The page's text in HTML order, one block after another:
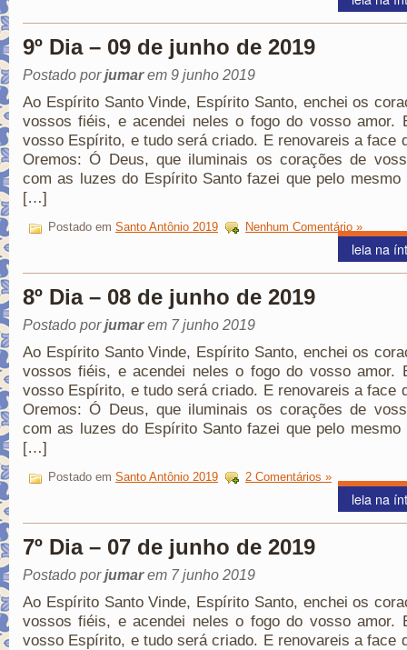
9º Dia – 09 de junho de 2019
Postado porjumarem 9 junho 2019
Ao Espírito Santo Vinde, Espírito Santo, enchei os
vossos fiéis, e acendei neles o fogo do vosso amor.
vosso Espírito, e tudo será criado. E renovareis a face
Oremos: Ó Deus, que iluminais os corações de
com as luzes do Espírito Santo fazei que pelo mesmo
[…]
Postado em Santo Antônio 2019 Nenhum Comentário »
leia na
8º Dia – 08 de junho de 2019
Postado porjumarem 7 junho 2019
Ao Espírito Santo Vinde, Espírito Santo, enchei os
vossos fiéis, e acendei neles o fogo do vosso amor.
vosso Espírito, e tudo será criado. E renovareis a face
Oremos: Ó Deus, que iluminais os corações de
com as luzes do Espírito Santo fazei que pelo mesmo
[…]
Postado em Santo Antônio 2019 2 Comentários »
leia na
7º Dia – 07 de junho de 2019
Postado porjumarem 7 junho 2019
Ao Espírito Santo Vinde, Espírito Santo, enchei os
vossos fiéis, e acendei neles o fogo do vosso amor.
vosso Espírito, e tudo será criado. E renovareis a face